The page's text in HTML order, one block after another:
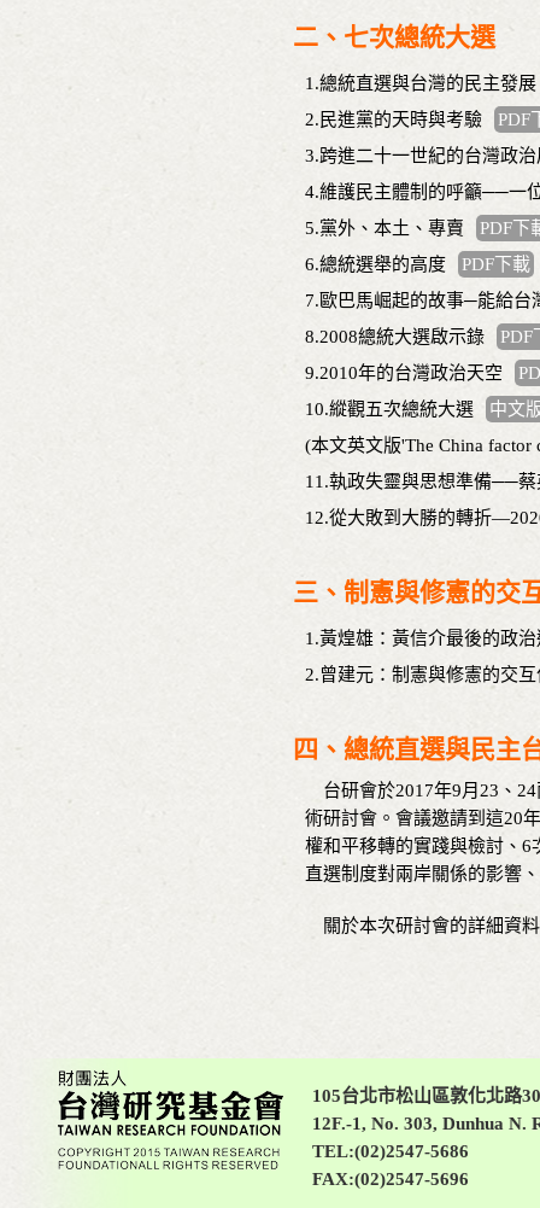
二、七次總統大選
1.總統直選與台灣的民主發展
2.民進黨的天時與考驗
PDF
3.跨進二十一世紀的台灣政
4.維護民主體制的呼籲──一
5.黨外、本土、專賣
PDF下
6.總統選舉的高度
PDF下載
7.歐巴馬崛起的故事─能給台
8.2008總統大選啟示錄
PDF
9.2010年的台灣政治天空
10.縱觀五次總統大選
中文
(本文英文版'The China factor
11.執政失靈與思想準備──
12.從大敗到大勝的轉折
三、制憲與修憲的交
1.黃煌雄：黃信介最後的政
2.曾建元：制憲與修憲的交
四、總統直選與民主
台研會於2017年9月23、
術研討會。會議邀請到這20
權和平移轉的實踐與檢討、
直選制度對兩岸關係的影響
關於本次研討會的詳細資
105台北市松山區敦化北路
12F.-1, No. 303, Dunhua N.
TEL:(02)2547-5686
FAX:(02)2547-5696